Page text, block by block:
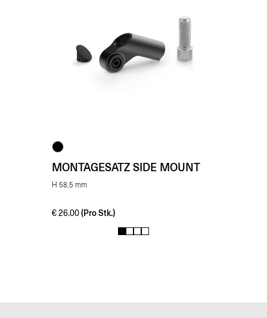
MONTAGESATZ SIDE MOUNT
H 58,5 mm
€26.00 (Pro Stk.)
1 2 3 4